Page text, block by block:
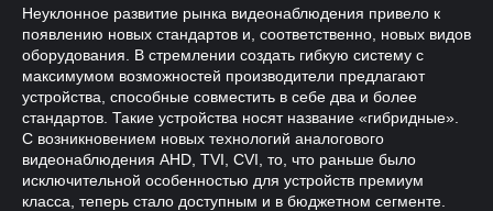
Неуклонное развитие рынка видеонаблюдения привело к
появлению новых стандартов и, соответственно, новых видов
оборудования. В стремлении создать гибкую систему с
максимумом возможностей производители предлагают
устройства, способные совместить в себе два и более
стандартов. Такие устройства носят название «гибридные».
С возникновением новых технологий аналогового
видеонаблюдения AHD, TVI, CVI, то, что раньше было
исключительной особенностью для устройств премиум
класса, теперь стало доступным и в бюджетном сегменте.